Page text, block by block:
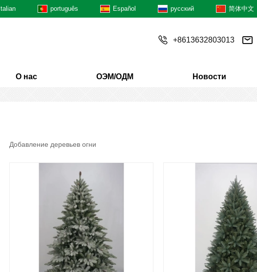
Italian português Español русский 简体中文
+8613632803013
О нас ОЭМ/ОДМ Новости
Добавление деревьев огни